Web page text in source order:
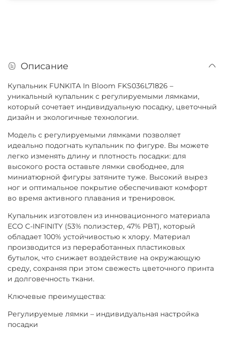
Описание
Купальник FUNKITA In Bloom FKS036L71826 –
уникальный купальник с регулируемыми лямками,
который сочетает индивидуальную посадку, цветочный
дизайн и экологичные технологии.
Модель с регулируемыми лямками позволяет
идеально подогнать купальник по фигуре. Вы можете
легко изменять длину и плотность посадки: для
высокого роста оставьте лямки свободнее, для
миниатюрной фигуры затяните туже. Высокий вырез
ног и оптимальное покрытие обеспечивают комфорт
во время активного плавания и тренировок.
Купальник изготовлен из инновационного материала
ECO C-INFINITY (53% полиэстер, 47% PBT), который
обладает 100% устойчивостью к хлору. Материал
производится из переработанных пластиковых
бутылок, что снижает воздействие на окружающую
среду, сохраняя при этом свежесть цветочного принта
и долговечность ткани.
Ключевые преимущества:
Регулируемые лямки – индивидуальная настройка
посадки